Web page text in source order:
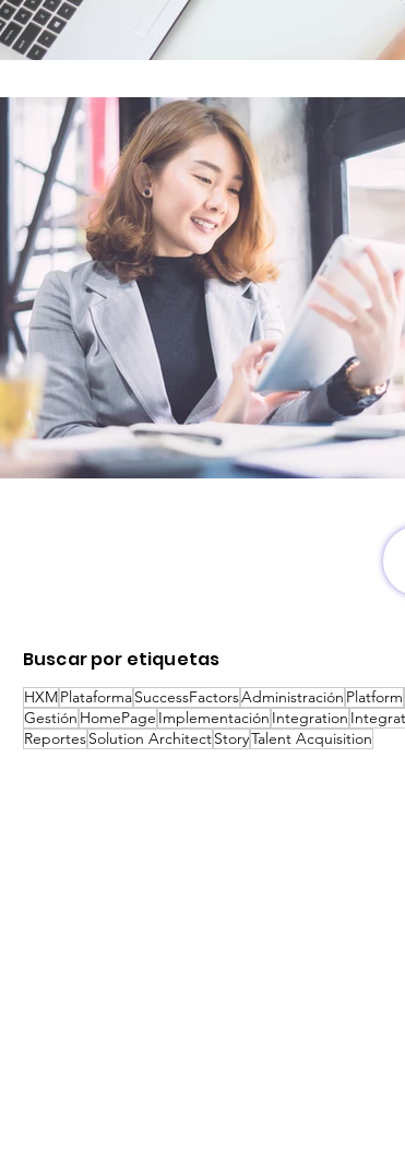
Buscar por etiquetas
HXMPlataformaSuccessFactorsAdministración Platform
Gestión HomePage Implementación Integration
ReportesSolution ArchitectStoryTalent Acquisition